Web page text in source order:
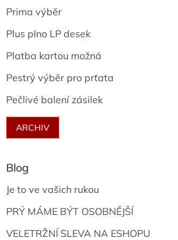
Prima výběr
Plus plno LP desek
Platba kartou možná
Pestrý výběr pro prťata
Pečlivé balení zásilek
ARCHIV
Blog
Je to ve vašich rukou
PRÝ MÁME BÝT OSOBNĚJŠÍ
VELETRŽNÍ SLEVA NA ESHOPU